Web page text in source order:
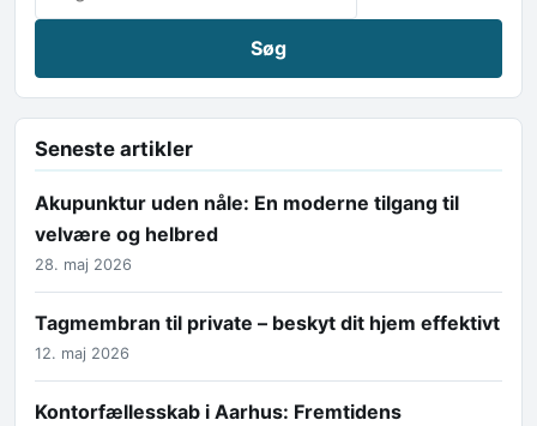
Seneste artikler
Akupunktur uden nåle: En moderne tilgang til
velvære og helbred
28. maj 2026
Tagmembran til private – beskyt dit hjem effektivt
12. maj 2026
Kontorfællesskab i Aarhus: Fremtidens